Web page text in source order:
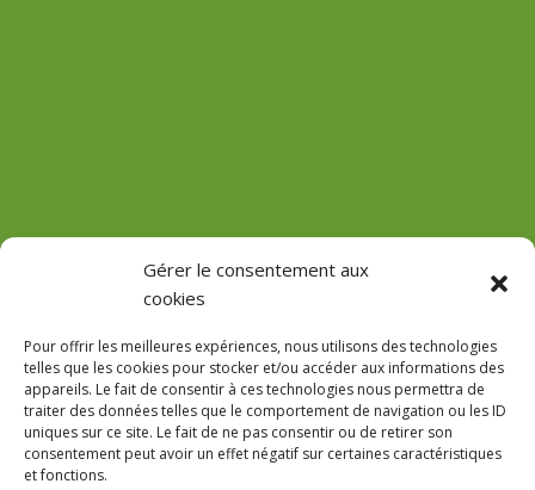
Gérer le consentement aux
cookies
Pour offrir les meilleures expériences, nous utilisons des technologies
telles que les cookies pour stocker et/ou accéder aux informations des
appareils. Le fait de consentir à ces technologies nous permettra de
traiter des données telles que le comportement de navigation ou les ID
uniques sur ce site. Le fait de ne pas consentir ou de retirer son
consentement peut avoir un effet négatif sur certaines caractéristiques
et fonctions.
GPS : 47.184471755485816, 3.618713022912785
Le Domaine
Accès